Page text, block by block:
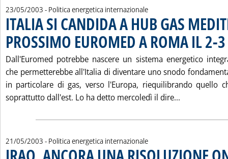
23/05/2003 - Politica energetica internazionale
ITALIA SI CANDIDA A HUB GAS
PROSSIMO EUROMED A ROMA IL 2-
Dall'Euromed potrebbe nascere un sistema energetico
che permetterebbe all'Italia di diventare uno snodo
in particolare di gas, verso l'Europa, riequilibrando quello
soprattutto dall'est. Lo ha detto mercoledì il dire...
21/05/2003 - Politica energetica internazionale